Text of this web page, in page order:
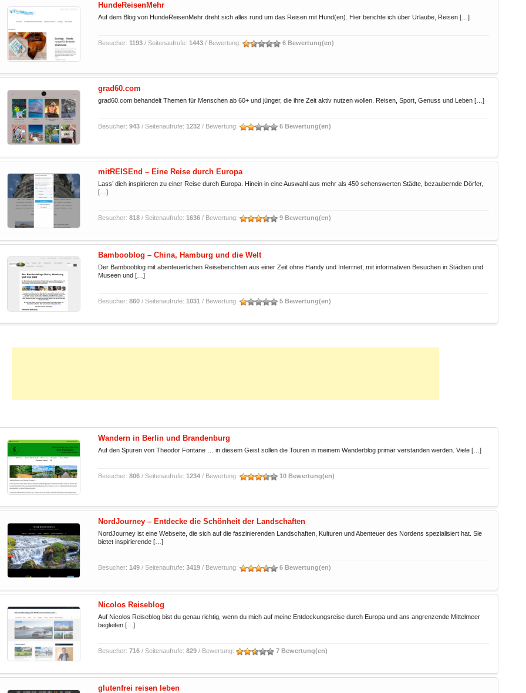
HundeReisenMehr
Auf dem Blog von HundeReisenMehr dreht sich alles rund um das Reisen mit Hund(en). Hier berichte ich über Urlaube, Reisen […]
Besucher: 1193/ Seitenaufrufe: 1443/ Bewertung: 6 Bewertung(en)
grad60.com
grad60.com behandelt Themen für Menschen ab 60+ und jünger, die ihre Zeit aktiv nutzen wollen. Reisen, Sport, Genuss und Leben […]
Besucher: 943/ Seitenaufrufe: 1232/ Bewertung: 6 Bewertung(en)
mitREISEnd – Eine Reise durch Europa
Lass’ dich inspirieren zu einer Reise durch Europa. Hinein in eine Auswahl aus mehr als 450 sehenswerten Städte, bezaubernde Dörfer,
[…]
Besucher: 818/ Seitenaufrufe: 1636/ Bewertung: 9 Bewertung(en)
Bambooblog – China, Hamburg und die Welt
Der Bambooblog mit abenteuerlichen Reiseberichten aus einer Zeit ohne Handy und Interrnet, mit informativen Besuchen in Städten und
Museen und […]
Besucher: 860/ Seitenaufrufe: 1031 / Bewertung: 5 Bewertung(en)
Wandern in Berlin und Brandenburg
Auf den Spuren von Theodor Fontane … in diesem Geist sollen die Touren in meinem Wanderblog primär verstanden werden. Viele […]
Besucher: 806/ Seitenaufrufe: 1234/ Bewertung: 10 Bewertung(en)
NordJourney – Entdecke die Schönheit der Landschaften
NordJourney ist eine Webseite, die sich auf die faszinierenden Landschaften, Kulturen und Abenteuer des Nordens spezialisiert hat. Sie
bietet inspirierende […]
Besucher: 149/ Seitenaufrufe: 3419/ Bewertung: 6 Bewertung(en)
Nicolos Reiseblog
Auf Nicolos Reiseblog bist du genau richtig, wenn du mich auf meine Entdeckungsreise durch Europa und ans angrenzende Mittelmeer
begleiten […]
Besucher: 716/ Seitenaufrufe: 829/ Bewertung: 7 Bewertung(en)
glutenfrei reisen leben